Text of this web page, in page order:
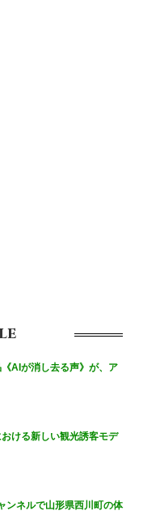
AIが消し去る声》が、ア
ける新しい観光誘客モデ
ンネルで山形県西川町の体